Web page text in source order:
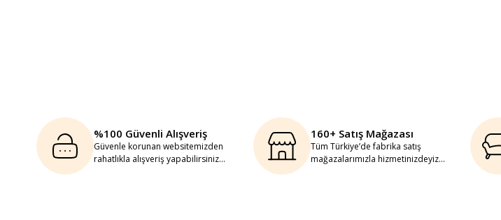
%100 Güvenli Alışveriş
Güvenle korunan websitemizden
rahatlıkla alışveriş yapabilirsiniz...
160+ Satış Mağazası
Tüm Türkiye’de fabrika satış
mağazalarımızla hizmetinizdeyiz...